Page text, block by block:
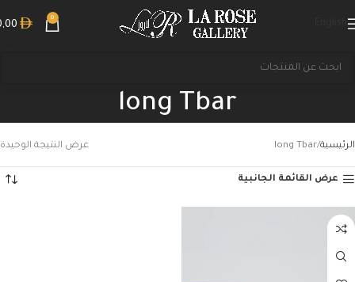
0
long Tbar
الرئيسية long Tbar عرض النتيجة الوحيدة
عرض القائمة الجانبية